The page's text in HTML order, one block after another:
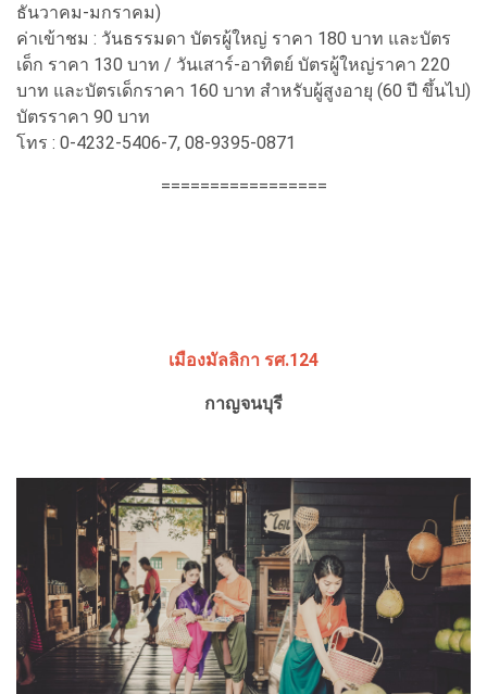
ธันวาคม-มกราคม)
ค่าเข้าชม : วันธรรมดา บัตรผู้ใหญ่ ราคา 180 บาท และบัตร
เด็ก ราคา 130 บาท / วันเสาร์-อาทิตย์ บัตรผู้ใหญ่ราคา 220
บาท และบัตรเด็กราคา 160 บาท สำหรับผู้สูงอายุ (60 ปี ขึ้นไป)
บัตรราคา 90 บาท
โทร : 0-4232-5406-7, 08-9395-0871
=================
เมืองมัลลิกา รศ.124
กาญจนบุรี